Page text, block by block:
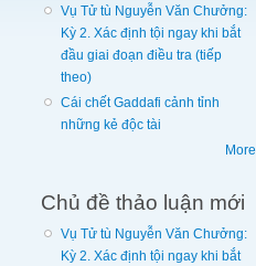
Vụ Tử tù Nguyễn Văn Chưởng:
Kỳ 2. Xác định tội ngay khi bắt
đầu giai đoạn điều tra (tiếp
theo)
Cái chết Gaddafi cảnh tỉnh
những kẻ độc tài
More
Chủ đề thảo luận mới
Vụ Tử tù Nguyễn Văn Chưởng:
Kỳ 2. Xác định tội ngay khi bắt